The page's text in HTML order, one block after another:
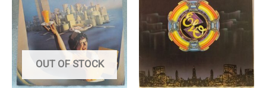
OUT OF STOCK